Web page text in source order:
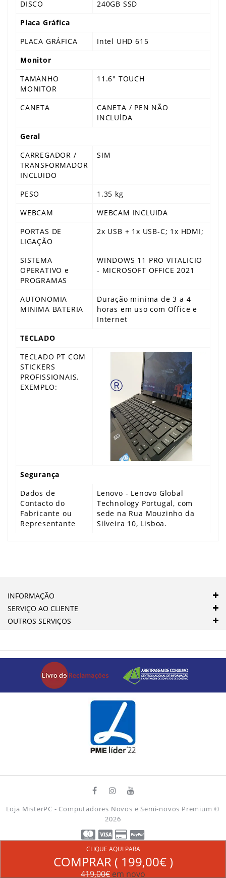
CLIQUE AQUI PARA
COMPRAR ( 199,00€)
419,00€ em novo
DISCO
240GB SSD
Placa Gráfica
PLACA GRÁFICA
Intel UHD 615
Monitor
TAMANHO
MONITOR
11.6" TOUCH
CANETA
CANETA / PEN NÃO
INCLUÍDA
Geral
CARREGADOR /
TRANSFORMADOR
INCLUIDO
SIM
PESO
1.35 kg
WEBCAM
WEBCAM INCLUIDA
PORTAS DE
LIGAÇÃO
2x USB + 1x USB-C; 1x HDMI;
SISTEMA
OPERATIVO e
PROGRAMAS
WINDOWS 11 PRO VITALICIO
- MICROSOFT OFFICE 2021
AUTONOMIA
MINIMA BATERIA
Duração minima de 3 a 4
horas em uso com Office e
Internet
TECLADO
TECLADO PT COM
STICKERS
PROFISSIONAIS.
EXEMPLO:
Segurança
Dados de
Contacto do
Fabricante ou
Representante
Lenovo - Lenovo Global
Technology Portugal, com
sede na Rua Mouzinho da
Silveira 10, Lisboa.
INFORMAÇÃO
SERVIÇO AO CLIENTE
OUTROS SERVIÇOS
Loja MisterPC - Computadores Novos e Semi-novos Premium ©
2026